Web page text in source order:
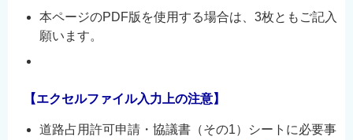
本ページのPDF版を使用する場合は、3枚ともご記入
願います。
【エクセルファイル入力上の注意】
道路占用許可申請・協議書（その1）シートに必要事